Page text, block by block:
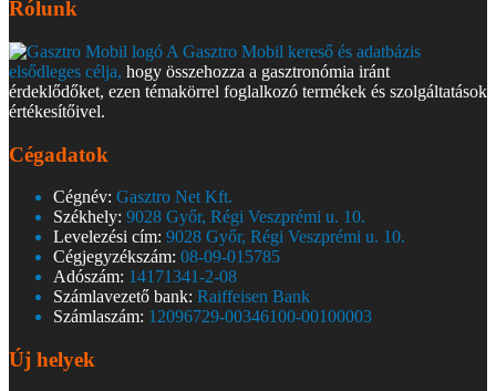
Rólunk
A Gasztro Mobil kereső és adatbázis
elsődleges célja, hogy összehozza a gasztronómia iránt
érdeklődőket, ezen témakörrel foglalkozó termékek és szolgáltatások
értékesítőivel.
Cégadatok
Cégnév: Gasztro Net Kft.
Székhely: 9028 Győr, Régi Veszprémi u. 10.
Levelezési cím: 9028 Győr, Régi Veszprémi u. 10.
Cégjegyzékszám: 08-09-015785
Adószám: 14171341-2-08
Számlavezető bank: Raiffeisen Bank
Számlaszám: 12096729-00346100-00100003
Új helyek